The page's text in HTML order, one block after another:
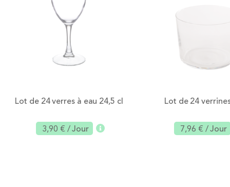
Lot de 24 verres à eau 24,5 cl
3,90 € / Jour
Lot de 24
7,96 € / Jour